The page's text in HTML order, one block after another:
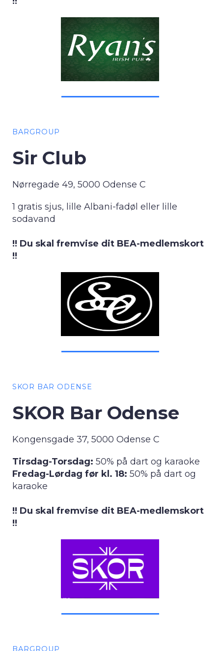
BARGROUP
Sir Club
Nørregade 49, 5000 Odense C
1 gratis sjus, lille Albani-fadøl eller lille
sodavand
!! Du skal fremvise dit BEA-medlemskort
!!
SKOR BAR ODENSE
SKOR Bar Odense
Kongensgade 37, 5000 Odense C
Tirsdag-Torsdag: 50% på dart og karaoke
Fredag-Lørdag før kl. 18: 50% på dart og
karaoke
!! Du skal fremvise dit BEA-medlemskort
!!
BARGROUP